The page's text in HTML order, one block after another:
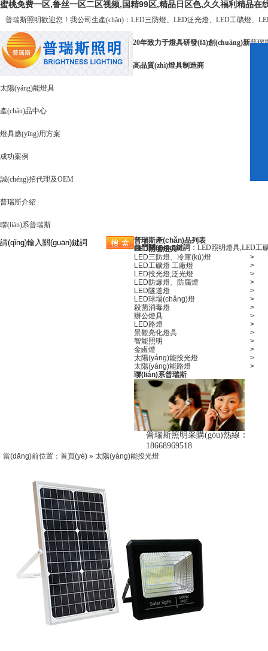
蜜桃免费一区,鲁丝一区二区视频,国精99区,精品日区色,久久福利精品
普瑞斯照明歡迎您！我公司生產(chǎn)： LED三防燈、 LED泛光燈、 LED工礦燈、
20年致力于燈具研發(fā)創(chuàng)新
高品質(zhì)燈具制造商
普瑞
太陽(yáng)能燈具
產(chǎn)品中心
燈具應(yīng)用方案
成功案例
誠(chéng)招代理及OEM
普瑞斯介紹
聯(lián)系普瑞斯
熱門關(guān)鍵詞 ： LED照明燈具,LED工
普瑞斯產(chǎn)品列表
LED照明燈具
>
LED三防燈、冷庫(kù)燈
>
LED工礦燈 工廠燈
>
LED投光燈,泛光燈
>
LED防爆燈、防腐燈
>
LED隧道燈
>
LED球場(chǎng)燈
>
殺菌消毒燈
>
辦公燈具
>
LED路燈
>
景觀亮化燈具
>
智能照明
>
金鹵燈
>
太陽(yáng)能投光燈
>
太陽(yáng)能路燈
聯(lián)系普瑞斯
普瑞斯照明采購(gòu)熱線：
18668969518
當(dāng)前位置： 首頁(yè) » 太陽(yáng)能投光燈